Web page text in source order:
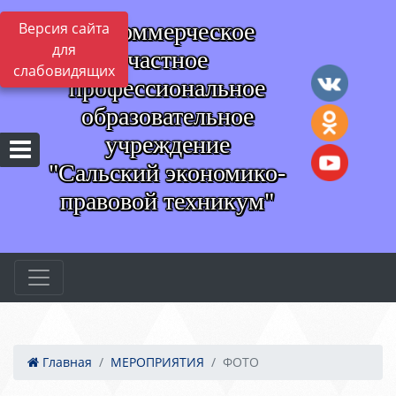
Версия сайта
для
слабовидящих
Некоммерческое
частное
профессиональное
образовательное
учреждение
"Сальский экономико-
правовой техникум"
Главная МЕРОПРИЯТИЯ ФОТО